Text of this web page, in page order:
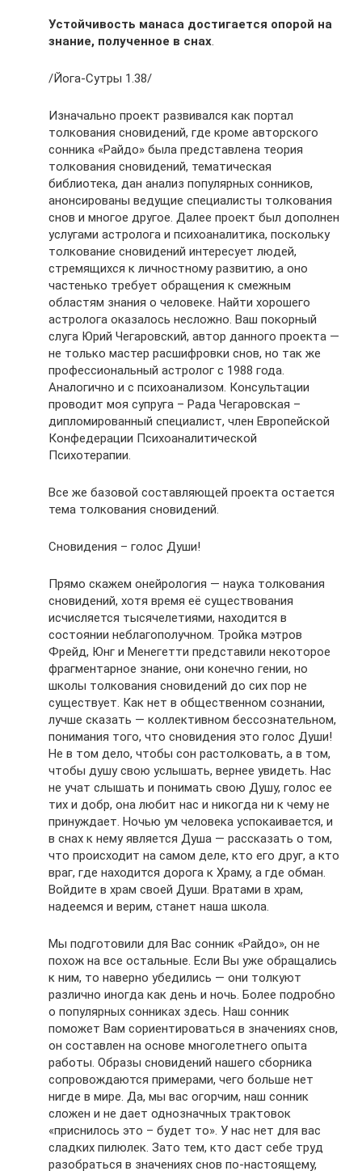
Устойчивость манаса достигается опорой на
знание, полученное в снах.
/Йога-Сутры 1.38/
Изначально проект развивался как портал
толкования сновидений, где кроме авторского
сонника «Райдо» была представлена теория
толкования сновидений, тематическая
библиотека, дан анализ популярных сонников,
анонсированы ведущие специалисты толкования
снов и многое другое. Далее проект был дополнен
услугами астролога и психоаналитика, поскольку
толкование сновидений интересует людей,
стремящихся к личностному развитию, а оно
частенько требует обращения к смежным
областям знания о человеке. Найти хорошего
астролога оказалось несложно. Ваш покорный
слуга Юрий Чегаровский, автор данного проекта —
не только мастер расшифровки снов, но так же
профессиональный астролог с 1988 года.
Аналогично и с психоанализом. Консультации
проводит моя супруга – Рада Чегаровская –
дипломированный специалист, член Европейской
Конфедерации Психоаналитической
Психотерапии.
Все же базовой составляющей проекта остается
тема толкования сновидений.
Сновидения – голос Души!
Прямо скажем онейрология — наука толкования
сновидений, хотя время её существования
исчисляется тысячелетиями, находится в
состоянии неблагополучном. Тройка мэтров
Фрейд, Юнг и Менегетти представили некоторое
фрагментарное знание, они конечно гении, но
школы толкования сновидений до сих пор не
существует. Как нет в общественном сознании,
лучше сказать — коллективном бессознательном,
понимания того, что сновидения это голос Души!
Не в том дело, чтобы сон растолковать, а в том,
чтобы душу свою услышать, вернее увидеть. Нас
не учат слышать и понимать свою Душу, голос ее
тих и добр, она любит нас и никогда ни к чему не
принуждает. Ночью ум человека успокаивается, и
в снах к нему является Душа — рассказать о том,
что происходит на самом деле, кто его друг, а кто
враг, где находится дорога к Храму, а где обман.
Войдите в храм своей Души. Вратами в храм,
надеемся и верим, станет наша школа.
Мы подготовили для Вас сонник «Райдо», он не
похож на все остальные. Если Вы уже обращались
к ним, то наверно убедились — они толкуют
различно иногда как день и ночь. Более подробно
о популярных сонниках здесь. Наш сонник
поможет Вам сориентироваться в значениях снов,
он составлен на основе многолетнего опыта
работы. Образы сновидений нашего сборника
сопровождаются примерами, чего больше нет
нигде в мире. Да, мы вас огорчим, наш сонник
сложен и не дает однозначных трактовок
«приснилось это – будет то». У нас нет для вас
сладких пилюлек. Зато тем, кто даст себе труд
разобраться в значениях снов по-настоящему,